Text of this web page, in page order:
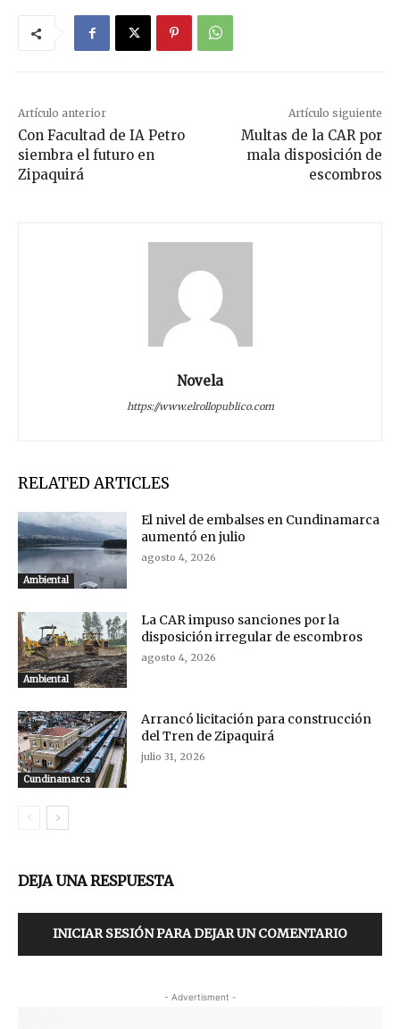
Artículo anterior
Con Facultad de IA Petro
siembra el futuro en
Zipaquirá
Artículo siguiente
Multas de la CAR por
mala disposición de
escombros
Novela
https://www.elrollopublico.com
RELATED ARTICLES
Ambiental
El nivel de embalses en Cundinamarca
aumentó en julio
agosto 4, 2026
Ambiental
La CAR impuso sanciones por la
disposición irregular de escombros
agosto 4, 2026
Cundinamarca
Arrancó licitación para construcción
del Tren de Zipaquirá
julio 31, 2026
DEJA UNA RESPUESTA
INICIAR SESIÓN PARA DEJAR UN COMENTARIO
- Advertisment -